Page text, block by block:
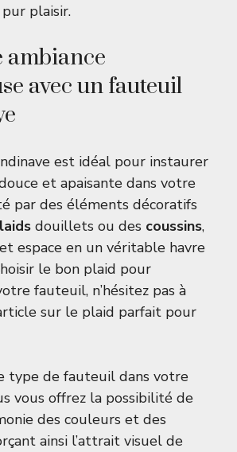
plaisir.
ambiance
avec un fauteuil
est idéal pour instaurer
et apaisante dans votre
par des éléments décoratifs
douillets ou des coussins,
espace en un véritable havre
le bon plaid pour
fauteuil, n’hésitez pas à
sur le plaid parfait pour
type de fauteuil dans votre
vous offrez la possibilité de
des couleurs et des
ainsi l’attrait visuel de